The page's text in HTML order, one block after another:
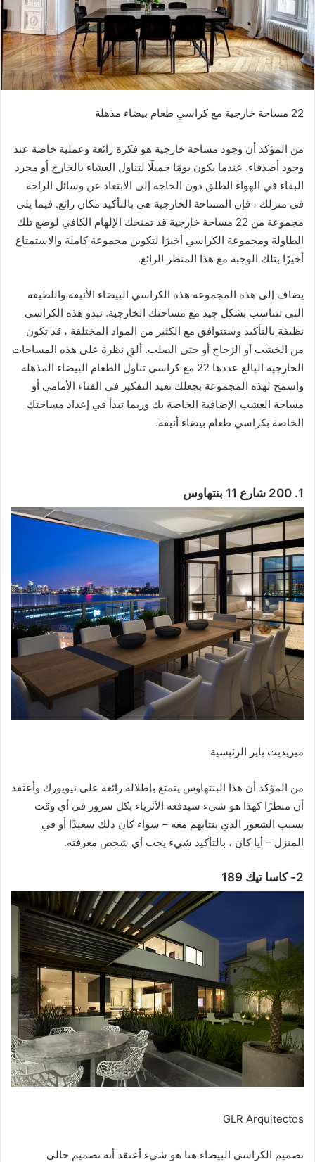
22 مساحة خارجية مع كراسي طعام بيضاء مذهلة
من المؤكد أن وجود مساحة خارجية هو فكرة رائعة وعملية خاصة عند
وجود أصدقاء. عندما يكون يومًا جميلًا لتناول العشاء بالخارج أو مجرد
البقاء في الهواء الطلق دون الحاجة إلى الابتعاد عن وسائل الراحة
في منزلك ، فإن المساحة الخارجية هي بالتأكيد مكان رائع. فيما يلي
مجموعة من 22 مساحة خارجية قد تمنحك الإلهام الكافي لوضع تلك
الطاولة ومجموعة الكراسي أخيرًا لتكوين مجموعة كاملة والاستمتاع
أخيرًا بتلك الوجبة مع هذا المنظر الرائع.
يضاف إلى هذه المجموعة هذه الكراسي البيضاء الأنيقة واللطيفة
التي تتناسب بشكل جيد مع مساحتك الخارجية. تبدو هذه الكراسي
نظيفة بالتأكيد وستتوافق مع الكثير من المواد المختلفة ، قد تكون
من الخشب أو الزجاج أو حتى الصلب. ألقِ نظرة على هذه المساحات
الخارجية البالغ عددها 22 مع كراسي تناول الطعام البيضاء المذهلة
واسمح لهذه المجموعة بجعلك تعيد التفكير في الفناء الأمامي أو
مساحة العشب الإضافية الخاصة بك وربما تبدأ في إعداد مساحتك
الخاصة بكراسي طعام بيضاء أنيقة.
1. 200 شارع 11 بنتهاوس
ميريديت باير الرئيسية
من المؤكد أن هذا البنتهاوس يتمتع بإطلالة رائعة على نيويورك وأعتقد
أن منظرًا كهذا هو شيء سيدفعه الأثرياء بكل سرور في أي وقت
بسبب الشعور الذي ينتابهم معه – سواء كان ذلك سعيدًا أو في
المنزل – أيا كان ، بالتأكيد شيء يحب أي شخص معرفته.
2- كاسا تيك 189
GLR Arquitectos
تصميم الكراسي البيضاء هنا هو شيء أعتقد أنه تصميم حالي